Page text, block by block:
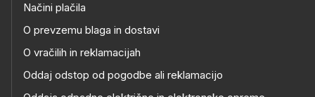
Načini plačila
O prevzemu blaga in dostavi
O vračilih in reklamacijah
Oddaj odstop od pogodbe ali reklamacijo